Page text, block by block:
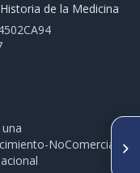
SIGUIENTE ARTÍCULO
oficio del psiquiatra
de la Medicina
NoComercial-